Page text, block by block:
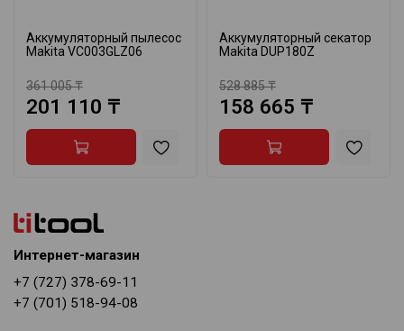
Аккумуляторный пылесос
Makita VC003GLZ06
361 005 ₸
201 110 ₸
Аккумуляторный секатор
Makita DUP180Z
528 885 ₸
158 665 ₸
Интернет-магазин
+7 (727) 378-69-11
+7 (701) 518-94-08